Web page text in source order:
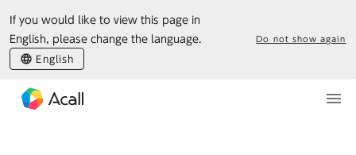
If you would like to view this page in
English, please change the language.
English
Do not show again